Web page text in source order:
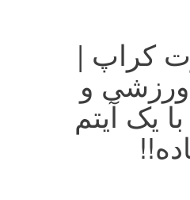
کراپ |
ورزشی و
یک آیتم